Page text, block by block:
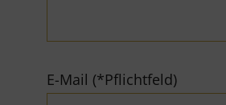
E-Mail (*Pflichtfeld)